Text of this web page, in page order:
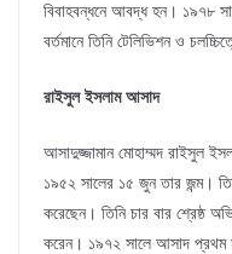
বিবাহবন্ধনে আবদ্ধ হন। ১৯৭৮
বর্তমানে তিনি টেলিভিশন ও
রাইসুল ইসলাম আসাদ
আসাদুজ্জামান মোহাম্মদ রাইসুল
১৯৫২ সালের ১৫ জুন তার জন্ম।
করেছেন। তিনি চার বার শ্রেষ্ঠ
করেন। ১৯৭২ সালে আসাদ প্রথম